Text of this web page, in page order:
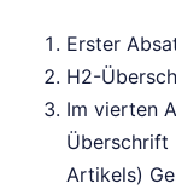
Erster
H2-
Im vierten
Überschrift
Artikels)